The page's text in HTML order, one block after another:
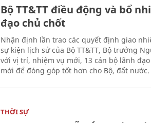
Bộ TT&TT điều động và bổ
đạo chủ chốt
Nhận định lần trao các quyết định giao
sự kiện lịch sử của Bộ TT&TT, Bộ trưởng
với vị trí, nhiệm vụ mới, 13 cán bộ lãnh
mới để đóng góp tốt hơn cho Bộ, đất nước.
THỜI SỰ